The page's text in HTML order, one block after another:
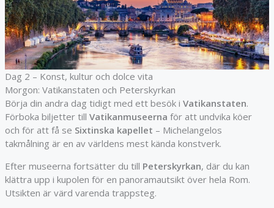
Dag 2 – Konst, kultur och dolce vita
Morgon: Vatikanstaten och Peterskyrkan
Börja din andra dag tidigt med ett besök iVatikanstaten.
Förboka biljetter tillVatikanmuseerna för att undvika köer
och för att få se Sixtinska kapellet – Michelangelos
takmålning är en av världens mest kända konstverk.
Efter museerna fortsätter du till Peterskyrkan, där du kan
klättra upp i kupolen för en panoramautsikt över hela Rom.
Utsikten är värd varenda trappsteg.